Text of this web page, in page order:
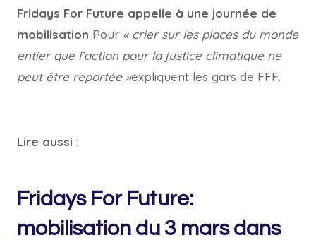
Fridays For Future appelle à une journée de
mobilisation Pour « crier sur les places du monde
entier que l’action pour la justice climatique ne
peut être reportée »expliquent les gars de FFF.
Lire aussi :
Fridays For Future:
mobilisation du 3 mars dans